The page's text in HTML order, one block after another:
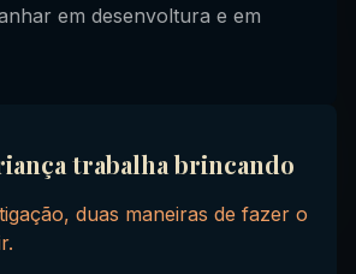
em desenvoltura e em
trabalha brincando
duas maneiras de fazer o